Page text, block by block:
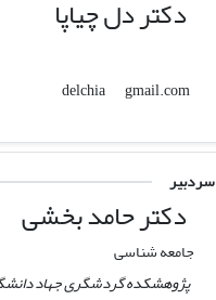
دکتر دل چیاپا
delchia
gmail.com
سردبیر
دکتر حامد بخشی
جامعه شناسی
پژوهشکده گردشگری جهاد